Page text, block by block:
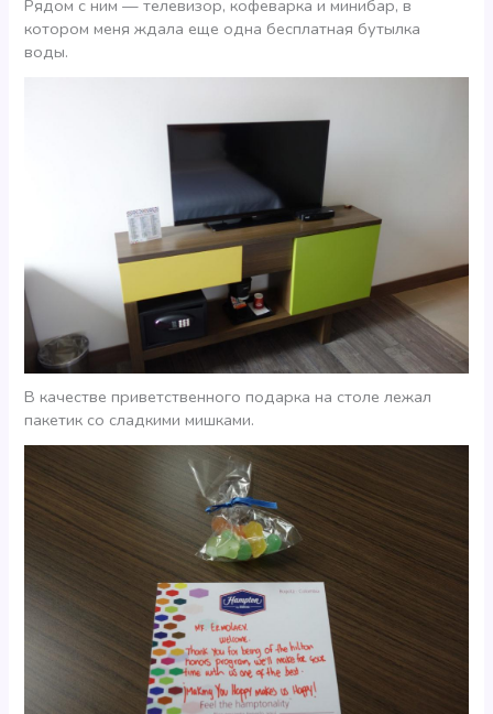
Рядом с ним — телевизор, кофеварка и минибар, в
котором меня ждала еще одна бесплатная бутылка
воды.
В качестве приветственного подарка на столе лежал
пакетик со сладкими мишками.